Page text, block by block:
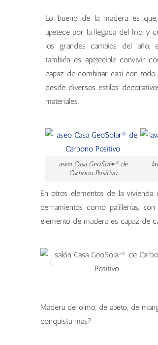
Lo bueno de la madera es
apetece por la llegada del frío y
los grandes cambios del año,
también es apetecible convivir
capaz de combinar casi con todo
desde diversos estilos
materiales.
aseo Casa GeoSolar® de
Carbono Positivo
En otros elementos de la vivienda
cerramientos como palillerías,
elemento de madera es capaz de
Madera de olmo, de abeto, de
conquista más?